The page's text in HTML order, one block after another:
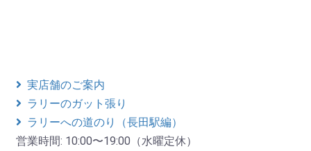
実店舗のご案内
ラリーのガット張り
ラリーへの道のり（長田駅編）
営業時間: 10:00〜19:00（水曜定休）